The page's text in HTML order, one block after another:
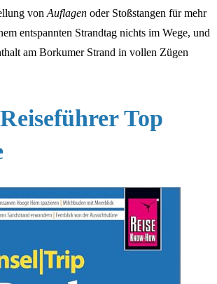
von Auflagen oder Stoßstangen für mehr
entspannten Strandtag nichts im Wege, und
am Borkumer Strand in vollen Zügen
Top